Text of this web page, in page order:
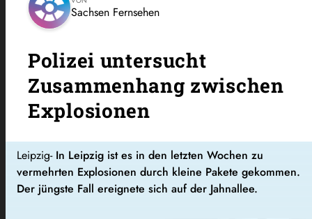
Sachsen Fernsehen
Polizei untersucht
Zusammenhang zwischen
Explosionen
Leipzig- In Leipzig ist es in den letzten Wochen zu
vermehrten Explosionen durch kleine Pakete gekommen.
Der jüngste Fall ereignete sich auf der Jahnallee.